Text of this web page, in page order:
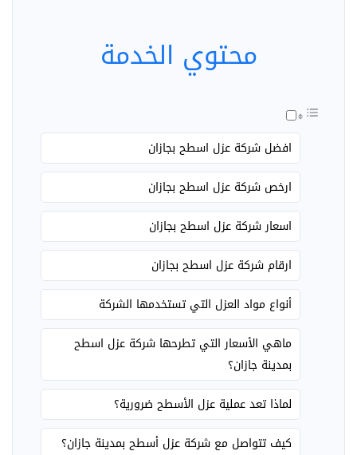
محتوي الخدمة
افضل شركة عزل اسطح بجازان
ارخص شركة عزل اسطح بجازان
اسعار شركة عزل اسطح بجازان
ارقام شركة عزل اسطح بجازان
أنواع مواد العزل التي تستخدمها الشركة
ماهي الأسعار التي تطرحها شركة عزل اسطح
بمدينة جازان؟
لماذا تعد عملية عزل الأسطح ضرورية؟
كيف تتواصل مع شركة عزل أسطح بمدينة جازان؟